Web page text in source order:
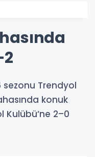
sezonu Trendyol
konuk
Kulübü’ne 2–0